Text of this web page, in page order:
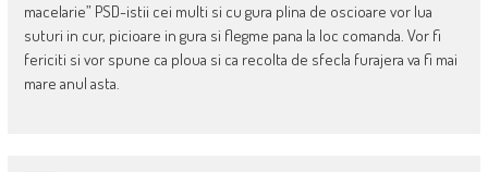
macelarie” PSD-istii cei multi si cu gura plina de oscioare vor lua
suturi in cur, picioare in gura si flegme pana la loc comanda. Vor fi
fericiti si vor spune ca ploua si ca recolta de sfecla furajera va fi mai
mare anul asta.